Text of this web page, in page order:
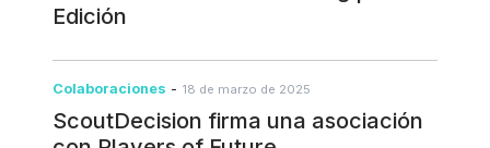
Edición
Colaboraciones - 18 de marzo de 2025
ScoutDecision firma una asociación